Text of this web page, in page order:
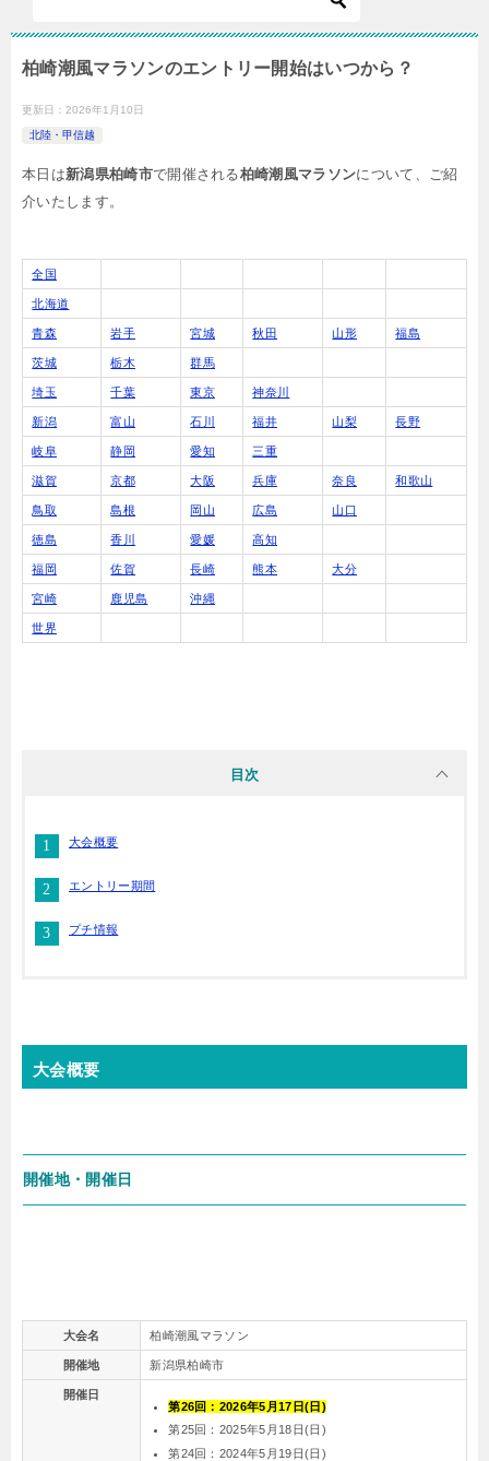
柏崎潮風マラソンのエントリー開始はいつから？
更新日： 2026年1月10日
北陸・甲信越
本日は新潟県柏崎市で開催される柏崎潮風マラソンについて、ご紹
介いたします。
全国
北海道
青森 岩手 宮城 秋田 山形 福島
茨城 栃木 群馬
埼玉 千葉 東京 神奈川
新潟 富山 石川 福井 山梨 長野
岐阜 静岡 愛知 三重
滋賀 京都 大阪 兵庫 奈良 和歌山
鳥取 島根 岡山 広島 山口
徳島 香川 愛媛 高知
福岡 佐賀 長崎 熊本 大分
宮崎 鹿児島 沖縄
世界
目次
大会概要
エントリー期間
プチ情報
大会概要
開催地・開催日
大会名 柏崎潮風マラソン
開催地 新潟県柏崎市
開催日
第26回：2026年5月17日(日)
第25回：2025年5月18日(日)
第24回：2024年5月19日(日)